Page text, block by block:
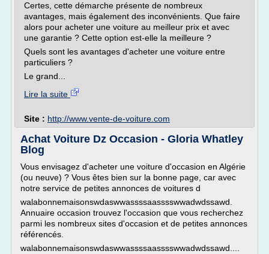
Certes, cette démarche présente de nombreux
avantages, mais également des inconvénients. Que faire
alors pour acheter une voiture au meilleur prix et avec
une garantie ? Cette option est-elle la meilleure ?
Quels sont les avantages d'acheter une voiture entre
particuliers ?
Le grand...
Lire la suite
Site : http://www.vente-de-voiture.com
Achat Voiture Dz Occasion - Gloria Whatley
Blog
Vous envisagez d'acheter une voiture d'occasion en Algérie
(ou neuve) ? Vous êtes bien sur la bonne page, car avec
notre service de petites annonces de voitures d
walabonnemaisonswdaswwassssaasssswwadwdssawd.
Annuaire occasion trouvez l'occasion que vous recherchez
parmi les nombreux sites d'occasion et de petites annonces
référencés.
walabonnemaisonswdaswwassssaasssswwadwdssawd....